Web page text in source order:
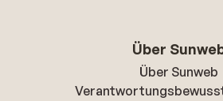
Über
Über Sunweb